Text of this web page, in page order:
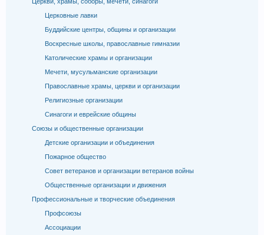
Церковные лавки
Буддийские центры, общины и организации
Воскресные школы, православные гимназии
Католические храмы и организации
Мечети, мусульманские организации
Православные храмы, церкви и организации
Религиозные организации
Синагоги и еврейские общины
Союзы и общественные организации
Детские организации и объединения
Пожарное общество
Совет ветеранов и организации ветеранов войны
Общественные организации и движения
Профессиональные и творческие объединения
Профсоюзы
Ассоциации